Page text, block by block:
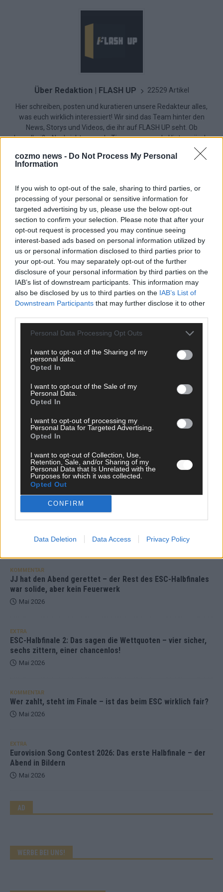
cozmo news - Do Not Process My Personal
Information
If you wish to opt-out of the sale, sharing to third parties, or
processing of your personal or sensitive information for
targeted advertising by us, please use the below opt-out
section to confirm your selection. Please note that after your
opt-out request is processed you may continue seeing
interest-based ads based on personal information utilized by
us or personal information disclosed to third parties prior to
your opt-out. You may separately opt-out of the further
disclosure of your personal information by third parties on the
IAB’s list of downstream participants. This information may
also be disclosed by us to third parties on the IAB’s List of
Downstream Participants that may further disclose it to other
Personal Data Processing Opt Outs
I want to opt-out of the Sharing of my
personal data.
Opted In
I want to opt-out of the Sale of my
Personal Data.
Opted In
I want to opt-out of processing my
Personal Data for Targeted Advertising.
Opted In
I want to opt-out of Collection, Use,
Retention, Sale, and/or Sharing of my
Personal Data that Is Unrelated with the
Purposes for which it was collected.
Opted Out
CONFIRM
Data Deletion Data Access Privacy Policy
Über Redaktion | FLASH UP 22529 Artikel
Hier schreiben, posten und kuratieren unsere Redakteur alles,
was euch wirklich interessiert! Wir sind das Team hinter den
News, Storys und Videos, die ihr auf FLASH UP seht. Ob
brandheiße Nachrichten, coole Tipps, spannende Hintergründe
oder crazy Trends – wir checken alles für euch, filtern das
Wichtigste raus und bringen’s auf den Punkt.
TOP STORIES
Monaco, Sallys Café, Westernbrauerei – der
Juni 2026
DARA gewinnt verdient, Israel beunruhigend –
unser Kommentar zum ESC 2026
KOMMENTAR
Mai 2026
ESC-Finale morgen: Finnland Favorit, Australien
Mai 2026
KOMMENTAR
JJ hat den Abend gerettet – der Rest des ESC-Halbfinales
war solide, aber kein Feuerwerk
Mai 2026
EXTRA
ESC-Halbfinale 2: Das sagen die Wettquoten – vier sicher,
sechs zittern, einer chancenlos!
Mai 2026
KOMMENTAR
Wer zahlt, steht im Finale – ist das beim ESC wirklich fair?
Mai 2026
EXTRA
Eurovision Song Contest 2026: Das erste Halbfinale – der
Abend in Bildern
Mai 2026
AD
WERBE BEI UNS!